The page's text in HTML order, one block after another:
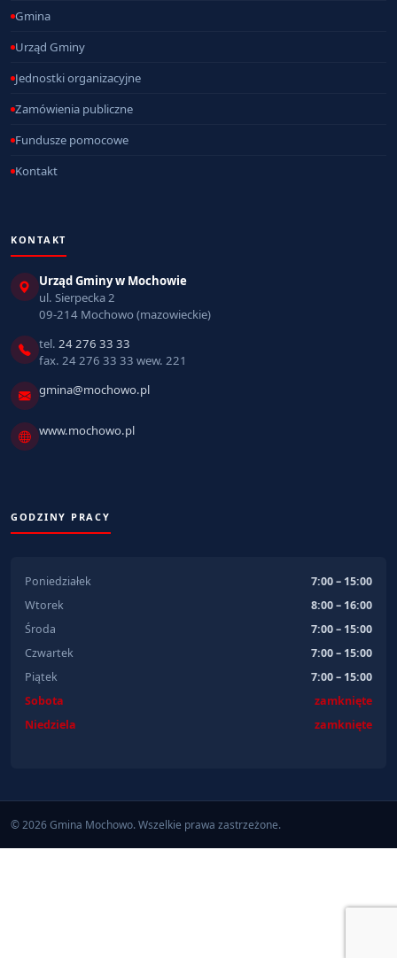
Gmina
Urząd Gminy
Jednostki organizacyjne
Zamówienia publiczne
Fundusze pomocowe
Kontakt
KONTAKT
Urząd Gminy w Mochowie
ul. Sierpecka 2
09-214 Mochowo (mazowieckie)
tel. 24 276 33 33
fax. 24 276 33 33 wew. 221
gmina@mochowo.pl
www.mochowo.pl
GODZINY PRACY
Poniedziałek
7:00 – 15:00
Wtorek
8:00 – 16:00
Środa
7:00 – 15:00
Czwartek
7:00 – 15:00
Piątek
7:00 – 15:00
Sobota
zamknięte
Niedziela
zamknięte
© 2026 Gmina Mochowo. Wszelkie prawa zastrzeżone.